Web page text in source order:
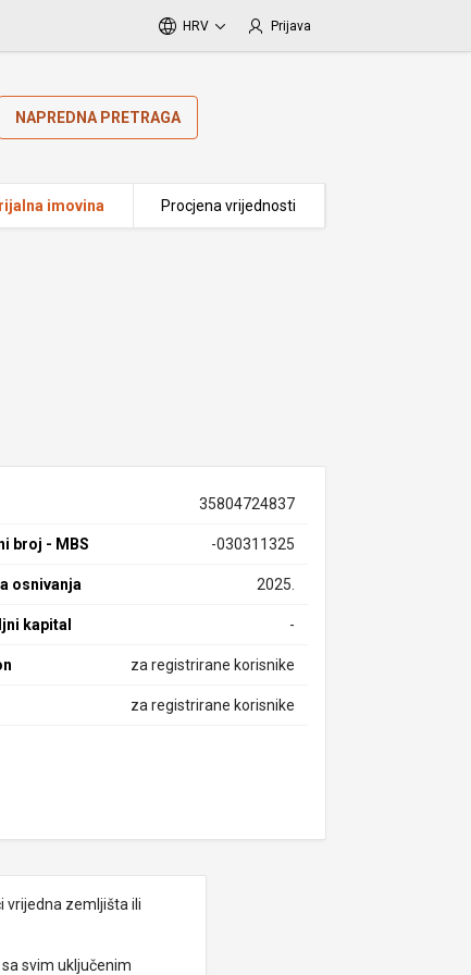
HRV Prijava
NAPREDNA PRETRAGA
imovina Procjena vrijednosti
35804724837
broj - MBS -030311325
osnivanja 2025.
kapital -
za registrirane korisnike
za registrirane korisnike
vrijedna zemljišta ili
svim uključenim